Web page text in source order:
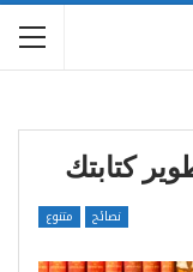
كتابتك
نصائح متنوع